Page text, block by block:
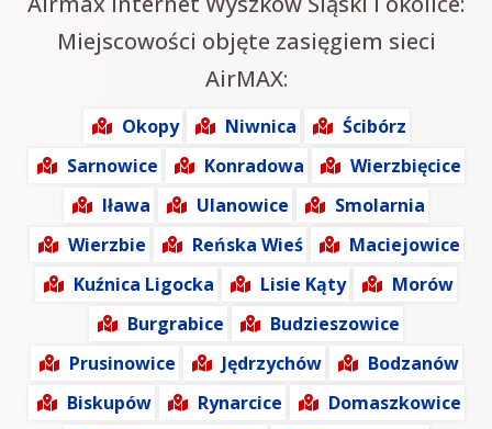
Miejscowości objęte zasięgiem sieci
AirMAX:
Okopy Niwnica
Ścibórz
Sarnowice
Konradowa
Wierzbięcice
Iława
Ulanowice
Smolarnia
Wierzbie
Reńska Wieś
Maciejowice
Kuźnica Ligocka
Lisie Kąty
Morów
Burgrabice
Budzieszowice
Prusinowice
Jędrzychów
Bodzanów
Biskupów
Rynarcice
Domaszkowice